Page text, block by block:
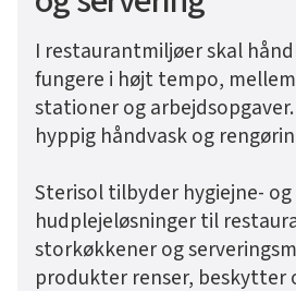
I restaurantmiljøer skal
fungere i højt tempo,
stationer og
hyppig håndvask og
Sterisol tilbyder hygiejne- og
hudplejeløsninger til
storkøkkener og
produkter renser, beskytter